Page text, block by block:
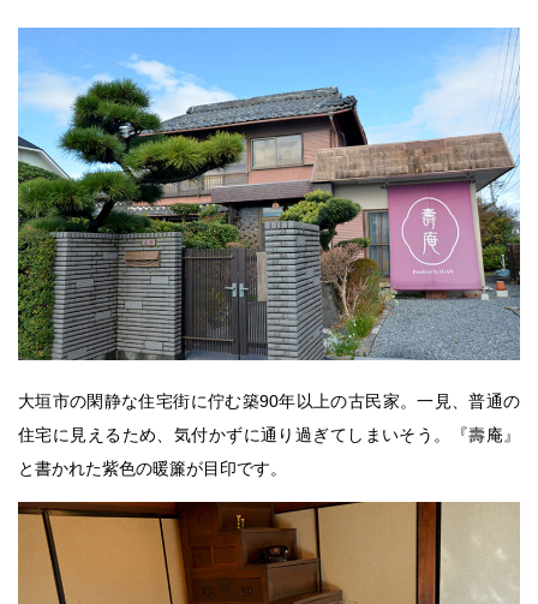
大垣市の閑静な住宅街に佇む築90年以上の古民家。一見、普通の
住宅に見えるため、気付かずに通り過ぎてしまいそう。『壽庵』
と書かれた紫色の暖簾が目印です。